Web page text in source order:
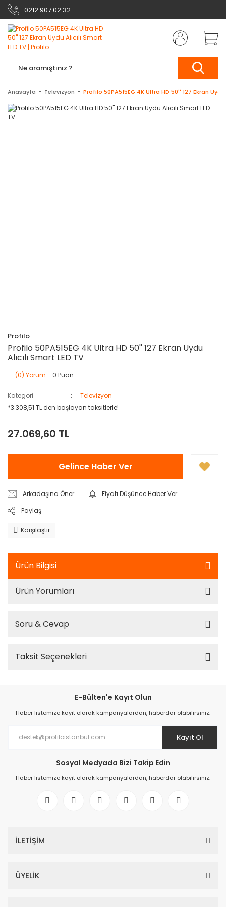
0212 907 02 32
Anasayfa Televizyon Profilo 50PA515EG 4K Ultra HD 50'' 127 Ekran Uydu
Profilo
Profilo 50PA515EG 4K Ultra HD 50'' 127 Ekran Uydu
Alıcılı Smart LED TV
(0) Yorum - 0 Puan
Kategori
Televizyon
*3.308,51 TL den başlayan taksitlerle!
27.069,60 TL
Gelince Haber Ver
Arkadaşına Öner
Fiyatı Düşünce Haber Ver
Paylaş
Karşılaştır
Ürün Bilgisi
Ürün Yorumları
Soru & Cevap
Taksit Seçenekleri
E-Bülten'e Kayıt Olun
Haber listemize kayıt olarak kampanyalardan, haberdar olabilirsiniz.
Kayıt Ol
Sosyal Medyada Bizi Takip Edin
Haber listemize kayıt olarak kampanyalardan, haberdar olabilirsiniz.
İLETİŞİM
ÜYELİK